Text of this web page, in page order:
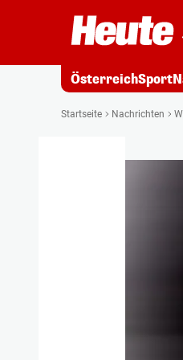
ÖsterreichSport
Startseite Nachrichten